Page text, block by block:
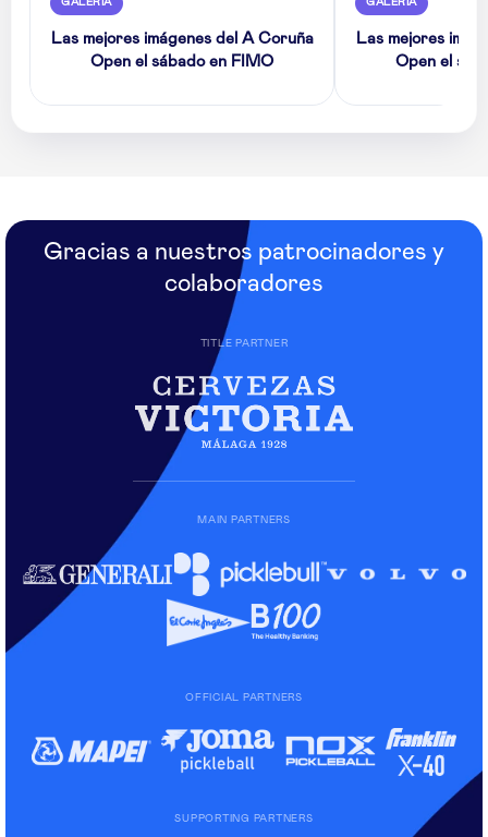
GALERÍA
Las mejores imágenes del A Coruña
Open el sábado en FIMO
GALERÍA
Las mejores
Open el
Gracias a nuestros patrocinadores y
colaboradores
TITLE PARTNER
MAIN PARTNERS
OFFICIAL PARTNERS
SUPPORTING PARTNERS